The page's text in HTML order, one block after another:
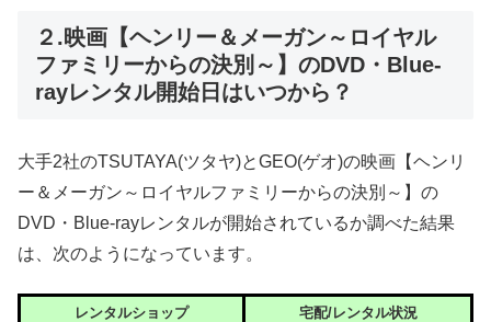
２.映画【ヘンリー＆メーガン～ロイヤル
ファミリーからの決別～】のDVD・Blue-
rayレンタル開始日はいつから？
大手2社のTSUTAYA(ツタヤ)とGEO(ゲオ)の映画【ヘンリ
ー＆メーガン～ロイヤルファミリーからの決別～】の
DVD・Blue-rayレンタルが開始されているか調べた結果
は、次のようになっています。
レンタルショップ 宅配/レンタル状況